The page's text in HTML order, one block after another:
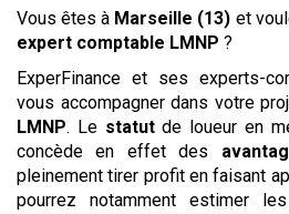
Vous êtes à Marseille (13) et
expert comptable LMNP ?
ExperFinance et ses experts-
vous accompagner dans votre
LMNP. Le statutde loueur en
concède en effet des
pleinement tirer profit en faisant
pourrez notamment estimer